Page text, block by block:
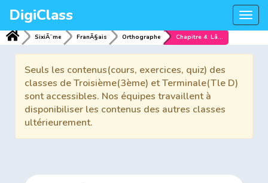
DigiClass
SixiÃ¨me FranÃ§ais Orthographe Chapitre 4: Lâ€™orthographe du participe passÃ© terminÃ© par Â« Ã© Â» et lâ€™infinitif en Â« er Â» et l'accord du participe passÃ©
Seuls les contenus(cours, exercices, quiz) des
classes de Troisième(3ème) et Terminale(Tle D)
sont accessibles. Nos équipes travaillent à
disponibiliser les contenus des autres classes
ultérieurement.